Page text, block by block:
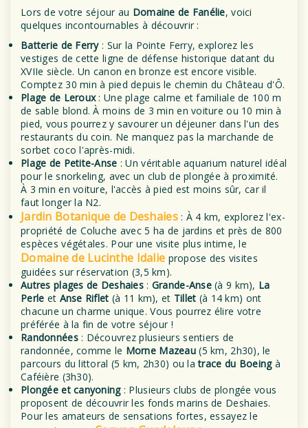
Lors de votre séjour au Domaine de Fanélie, voici
quelques incontournables à découvrir :
Batterie de Ferry: Sur la Pointe Ferry, explorez les
vestiges de cette ligne de défense historique datant du
XVIIe siècle. Un canon en bronze est encore visible.
Comptez 30 min à pied depuis le chemin du Château d'Ô.
Plage de Leroux: Une plage calme et familiale de 100 m
de sable blond. À moins de 3 min en voiture ou 10 min à
pied, vous pourrez y savourer un déjeuner dans l'un des
restaurants du coin. Ne manquez pas la marchande de
sorbet coco l'après-midi.
Plage de Petite-Anse : Un véritable aquarium naturel idéal
pour le snorkeling, avec un club de plongée à proximité.
À 3 min en voiture, l'accès à pied est moins sûr, car il
faut longer la N2.
Jardin Botanique de Deshaies: À 4 km, explorez l'ex-
propriété de Coluche avec 5 ha de jardins et près de 800
espèces végétales. Pour une visite plus intime, le
Domaine de Lucinthe Idalie propose des visites
guidées sur réservation (3,5 km).
Autres plages de Deshaies : Grande-Anse(à 9 km), La
Perle et Anse Riflet (à 11 km), et Tillet (à 14 km) ont
chacune un charme unique. Vous pourrez élire votre
préférée à la fin de votre séjour !
Randonnées: Découvrez plusieurs sentiers de
randonnée, comme le Morne Mazeau(5 km, 2h30), le
parcours du littoral (5 km, 2h30) ou latrace du Boeingà
Caféière (3h30).
Plongée et canyoning: Plusieurs clubs de plongée vous
proposent de découvrir les fonds marins de Deshaies.
Pour les amateurs de sensations fortes, essayez le